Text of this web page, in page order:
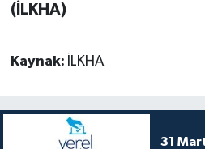
(İLKHA)
Kaynak: İLKHA
31